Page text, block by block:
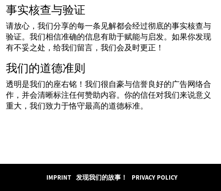
事实核查与验证
请放心，我们分享的每一条见解都会经过彻底的事实核查与
验证。我们相信准确的信息有助于赋能与启发。如果你发现
有不妥之处，给我们留言，我们会及时更正！
我们的道德准则
透明是我们的座右铭！我们很自豪与信誉良好的广告网络合
作，并会清晰标注任何赞助内容。你的信任对我们来说意义
重大，我们致力于恪守最高的道德标准。
IMPRINT 发现我们的故事！ PRIVACY POLICY